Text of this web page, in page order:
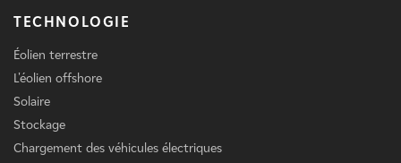
TECHNOLOGIE
Éolien terrestre
L'éolien offshore
Solaire
Stockage
Chargement des véhicules électriques